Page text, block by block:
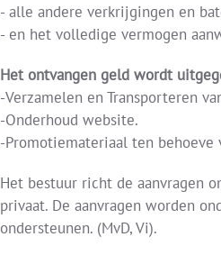
- alle andere verkrijgingen en
- en het volledige vermogen
Het ontvangen geld wordt
-Verzamelen en Transporteren
-Onderhoud website.
-Promotiemateriaal ten behoeve
Het bestuur richt de aanvragen
privaat. De aanvragen worden
ondersteunen. (MvD, Vi).